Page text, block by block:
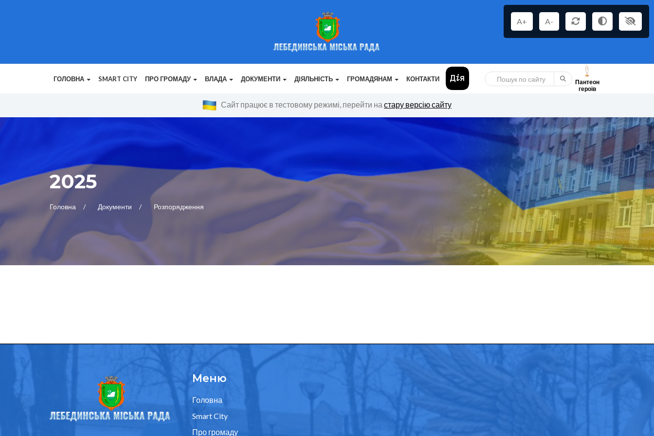
ГОЛОВНА SMART CITY ПРО ГРОМАДУ ВЛАДА ДОКУМЕНТИ ДІЯЛЬНІСТЬ ГРОМАДЯНАМ КОНТАКТИ
Пантеон
героїв
A+ A-
Сайт працює в тестовому режимі, перейти на стару версію сайту
2025
Головна Документи Розпорядження
Меню
Головна
Smart City
Про громаду